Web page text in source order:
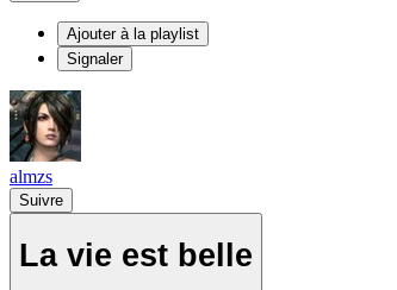
Ajouter à la playlist
Signaler
almzs
Suivre
La vie est belle